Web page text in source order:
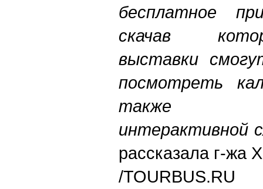
бесплатное
скачав
выставки
посмотреть
также
интерактивной
рассказала г-жа
/TOURBUS.RU